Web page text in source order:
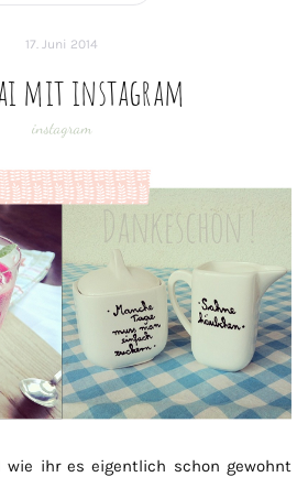
17. Juni 2014
mit instagram
instagram
ihr es eigentlich schon gewohnt